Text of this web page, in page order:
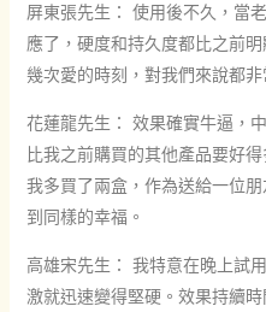
屏東張先生： 使用後不久，當
應了，硬度和持久度都比之前
幾次愛的時刻，對我們來說都非
花蓮龍先生： 效果確實牛逼，
比我之前購買的其他產品要好
我多買了兩盒，作為送給一位
到同樣的幸福。
高雄宋先生： 我特意在晚上試
激就迅速變得堅硬。效果持續